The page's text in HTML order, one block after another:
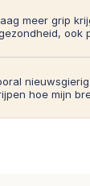
meer grip
ook
hoe mijn